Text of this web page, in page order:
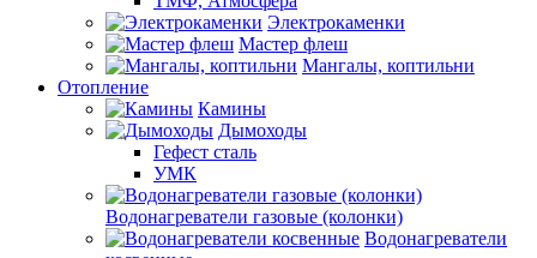
Электрокаменки
Мастер флеш
Мангалы, коптильни
Отопление
Камины
Дымоходы
Гефест сталь
УМК
Водонагреватели газовые (колонки)
Водонагреватели